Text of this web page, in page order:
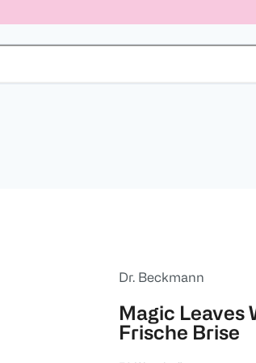
Dr. Beckmann
Magic Leaves
Frische Brise